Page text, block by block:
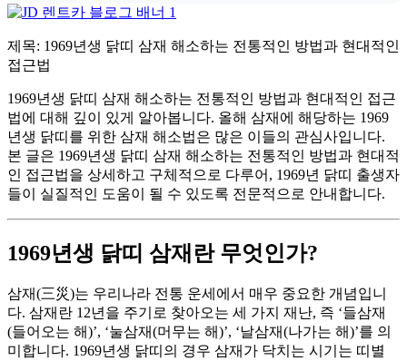
제목: 1969년생 닭띠 삼재 해소하는 전통적인 방법과 현대적인
접근법
1969년생 닭띠 삼재 해소하는 전통적인 방법과 현대적인 접근
법에 대해 깊이 있게 알아봅니다. 올해 삼재에 해당하는 1969
년생 닭띠를 위한 삼재 해소법은 많은 이들의 관심사입니다.
본 글은 1969년생 닭띠 삼재 해소하는 전통적인 방법과 현대적
인 접근법을 상세하고 구체적으로 다루어, 1969년 닭띠 출생자
들이 실질적인 도움이 될 수 있도록 전문적으로 안내합니다.
1969년생 닭띠 삼재란 무엇인가?
삼재(三災)는 우리나라 전통 운세에서 매우 중요한 개념입니
다. 삼재란 12년을 주기로 찾아오는 세 가지 재난, 즉 ‘들삼재
(들어오는 해)’, ‘눌삼재(머무는 해)’, ‘날삼재(나가는 해)’를 의
미합니다. 1969년생 닭띠의 경우 삼재가 닥치는 시기는 띠별